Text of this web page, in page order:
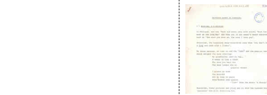
Fundo:
UMAR
Tipo Documental:
Página(s):1